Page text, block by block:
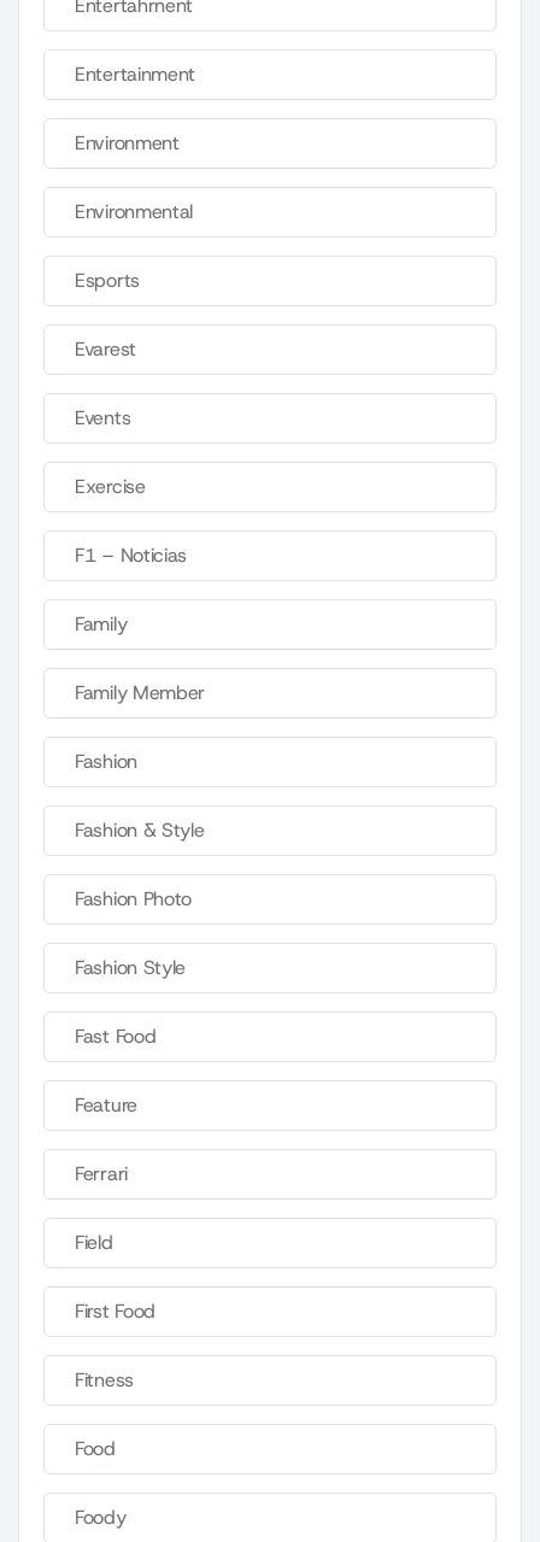
Entertahrnent
Entertainment
Environment
Environmental
Esports
Evarest
Events
Exercise
F1 – Noticias
Family
Family Member
Fashion
Fashion & Style
Fashion Photo
Fashion Style
Fast Food
Feature
Ferrari
Field
First Food
Fitness
Food
Foody